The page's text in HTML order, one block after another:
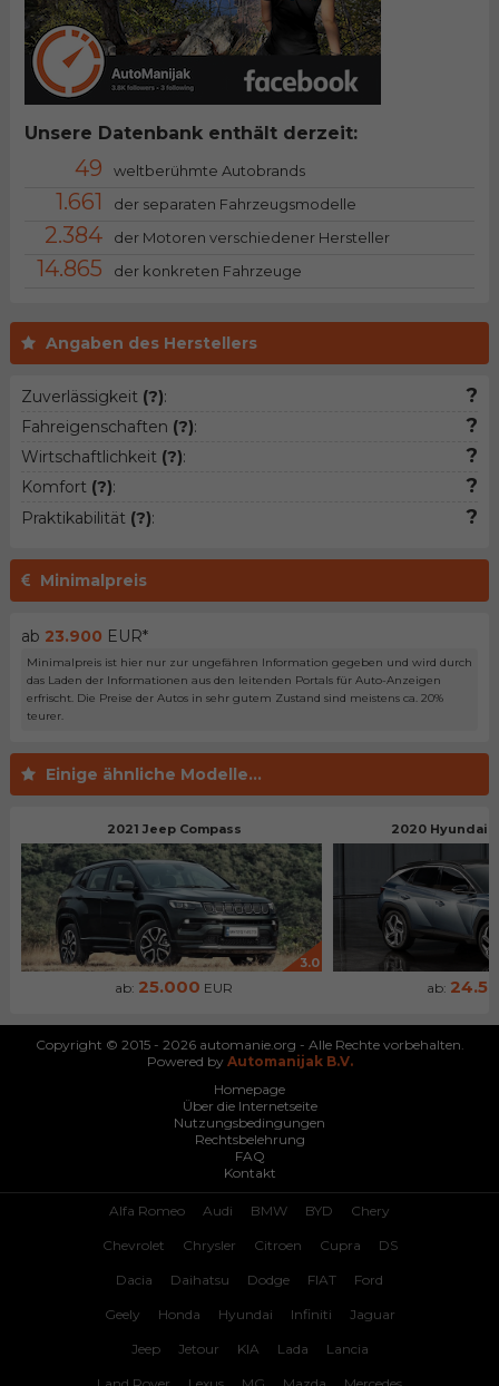
Angaben des Herstellers
Zuverlässigkeit (?): ?
Fahreigenschaften (?): ?
Wirtschaftlichkeit (?): ?
Komfort (?): ?
Praktikabilität (?): ?
Minimalpreis
ab 23.900 EUR*
Minimalpreis ist hier nur zur ungefähren Information gegeben und wird durch
das Laden der Informationen aus den leitenden Portals für Auto-Anzeigen
erfrischt. Die Preise der Autos in sehr gutem Zustand sind meistens ca. 20%
teurer.
Einige ähnliche Modelle...
2021 Jeep Compass
3.0
ab: 25.000 EUR
2020 Hyundai
ab:
Unsere Datenbank enthält derzeit:
49 weltberühmte Autobrands
1.661 der separaten Fahrzeugsmodelle
2.384 der Motoren verschiedener Hersteller
14.865 der konkreten Fahrzeuge
Copyright © 2015 - 2026 automanie.org - Alle Rechte vorbehalten.
Powered by Automanijak B.V.
Homepage
Über die Internetseite
Nutzungsbedingungen
Rechtsbelehrung
FAQ
Kontakt
Alfa Romeo Audi BMW BYD Chery
Chevrolet Chrysler Citroen Cupra DS
Dacia Daihatsu Dodge FIAT Ford
Geely Honda Hyundai Infiniti Jaguar
Jeep Jetour KIA Lada Lancia